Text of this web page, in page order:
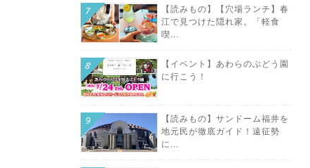
【読みもの】【穴場ランチ】春
江で見つけた隠れ家。「軽食
喫...
【イベント】あわらのぶどう園
に行こう！
【読みもの】サンドーム福井を
地元民が徹底ガイド！遠征勢
に...